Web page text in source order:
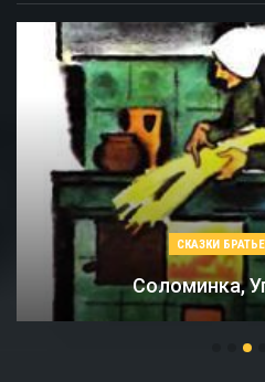
СКАЗКИ
Соломинка,